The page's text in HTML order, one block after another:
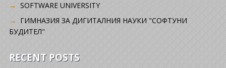
SOFTWARE UNIVERSITY
ГИМНАЗИЯ ЗА ДИГИТАЛНИЯ НАУКИ "СОФТУНИ
БУДИТЕЛ"
RECENT POSTS